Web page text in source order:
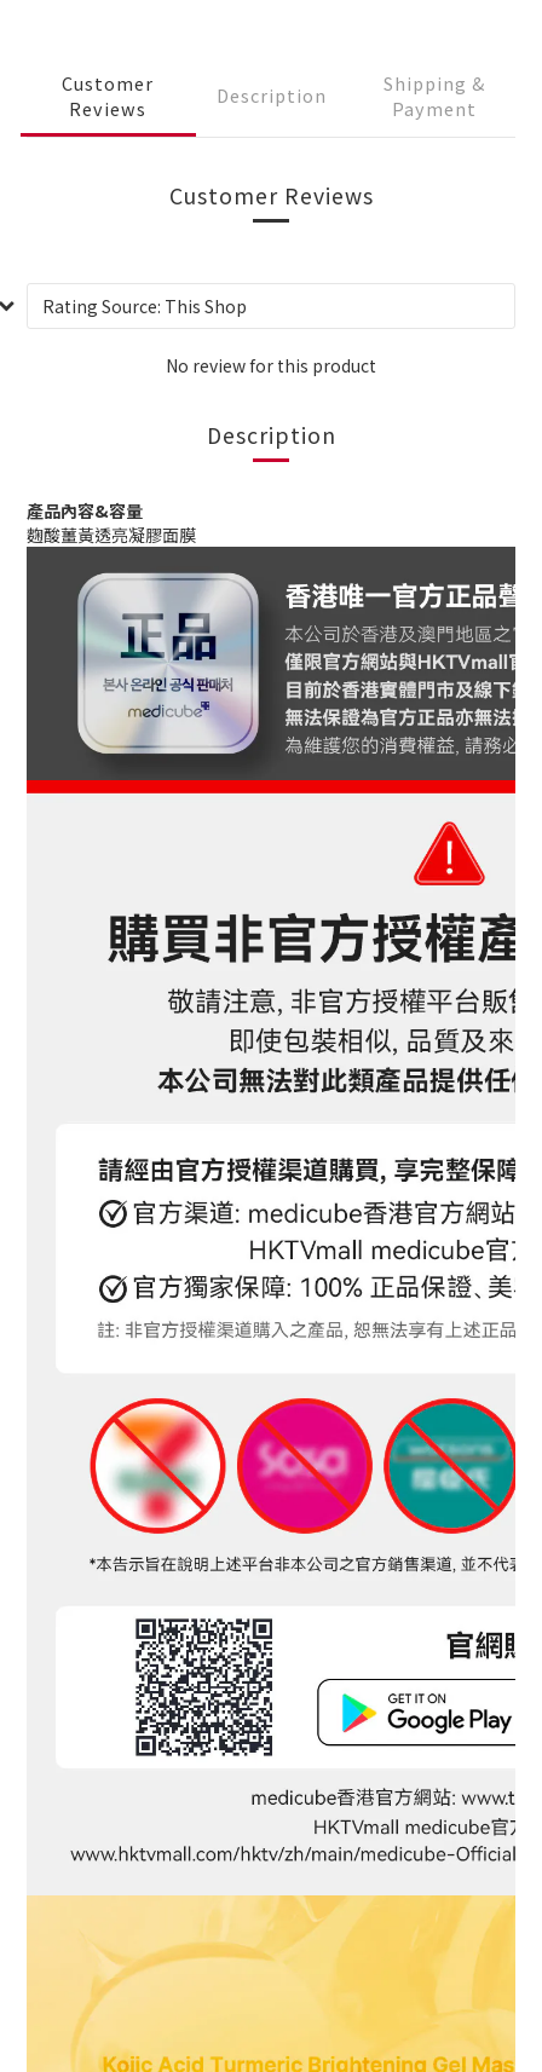
Customer
Reviews
Description
Shipping &
Payment
Customer Reviews
No review for this product
Description
產品內容&容量
麴酸薑黃透亮凝膠面膜